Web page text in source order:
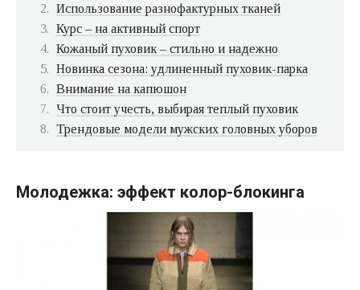
Использование разнофактурных тканей
Курс – на активный спорт
Кожаный пуховик – стильно и надежно
Новинка сезона: удлиненный пуховик-парка
Внимание на капюшон
Что стоит учесть, выбирая теплый пуховик
Трендовые модели мужских головных уборов
Молодежка: эффект колор-блокинга